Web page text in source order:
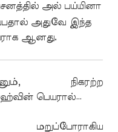
அல் பய்யினா
அதுவே இந்த
ஆனது.
நிகரற்ற
பெயரால்…